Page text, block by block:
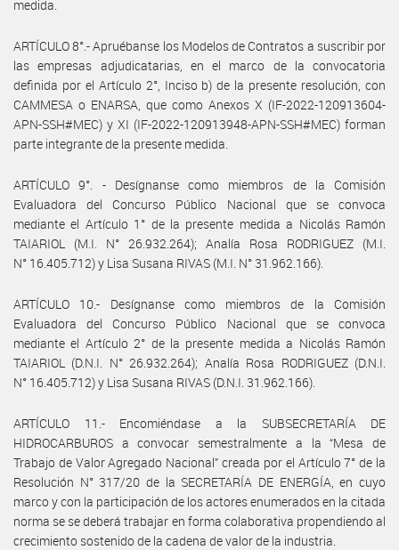
medida.
ARTÍCULO 8°.- Apruébanse los Modelos de Contratos a suscribir por
las empresas adjudicatarias, en el marco de la convocatoria
definida por el Artículo 2°, Inciso b) de la presente resolución, con
CAMMESA o ENARSA, que como Anexos X (IF-2022-120913604-
APN-SSH#MEC) y XI (IF-2022-120913948-APN-SSH#MEC) forman
parte integrante de la presente medida.
ARTÍCULO 9°. - Desígnanse como miembros de la Comisión
Evaluadora del Concurso Público Nacional que se convoca
mediante el Artículo 1° de la presente medida a Nicolás Ramón
TAIARIOL (M.I. N° 26.932.264); Analía Rosa RODRIGUEZ (M.I.
N° 16.405.712) y Lisa Susana RIVAS (M.I. N° 31.962.166).
ARTÍCULO 10.- Desígnanse como miembros de la Comisión
Evaluadora del Concurso Público Nacional que se convoca
mediante el Artículo 2° de la presente medida a Nicolás Ramón
TAIARIOL (D.N.I. N° 26.932.264); Analía Rosa RODRIGUEZ (D.N.I.
N° 16.405.712) y Lisa Susana RIVAS (D.N.I. 31.962.166).
ARTÍCULO 11.- Encomiéndase a la SUBSECRETARÍA DE
HIDROCARBUROS a convocar semestralmente a la “Mesa de
Trabajo de Valor Agregado Nacional” creada por el Artículo 7° de la
Resolución N° 317/20 de la SECRETARÍA DE ENERGÍA, en cuyo
marco y con la participación de los actores enumerados en la citada
norma se se deberá trabajar en forma colaborativa propendiendo al
crecimiento sostenido de la cadena de valor de la industria.